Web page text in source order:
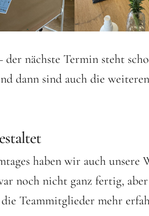
nächste Termin steht
dann sind auch die weiteren
haben wir auch unsere
noch nicht ganz fertig,
Teammitglieder mehr